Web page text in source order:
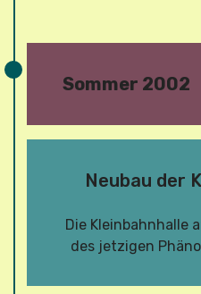
Sommer 2002
Neubau der
Die Kleinbahnhalle
des jetzigen